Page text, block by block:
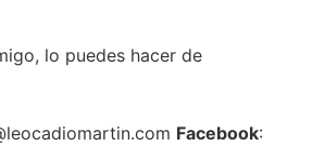
lo puedes hacer de
Facebook: